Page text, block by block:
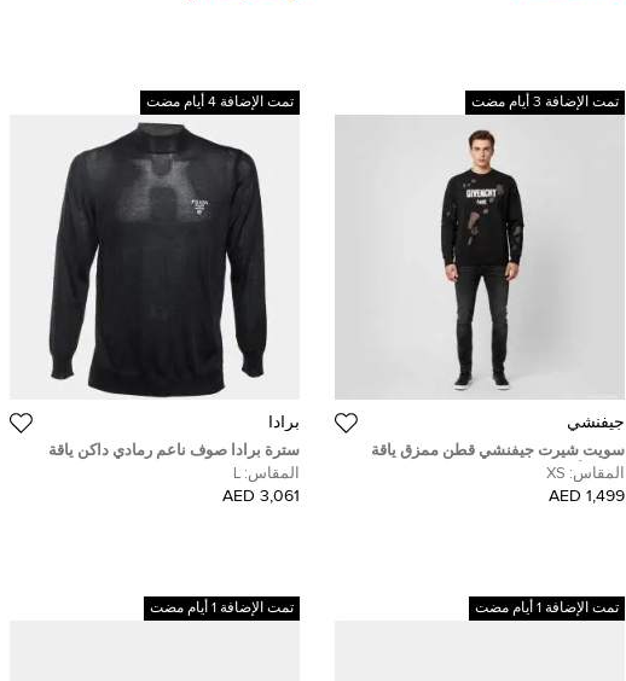
تمت الإضافة 3 أيام مضت
جيفنشي
سويت شيرت جيفنشي قطن ممزق ياقة
دائرية أسود مقاس صغير
المقاس: XS
1,499 AED
تمت الإضافة 4 أيام مضت
برادا
سترة برادا صوف ناعم رمادي داكن ياقة
مستديرة مقاس متوسط (ميديم)
المقاس:
3,061 AED
تمت الإضافة 1 أيام مضت تمت الإضافة 1 أيام مضت